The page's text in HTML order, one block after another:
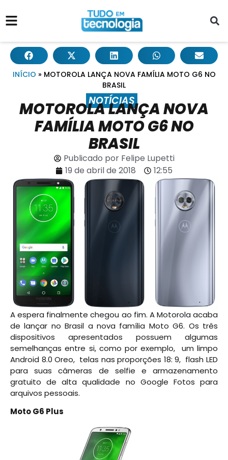
INÍCIO » MOTOROLA LANÇA NOVA FAMÍLIA MOTO G6 NO
BRASIL
NOTÍCIAS
MOTOROLA LANÇA NOVA
FAMÍLIA MOTO G6 NO
BRASIL
Publicado porFelipe Lupetti
19 de abril de 2018
12:55
A espera finalmente chegou ao fim. A Motorola acaba
de lançar no Brasil a nova família Moto G6. Os três
dispositivos apresentados possuem algumas
semelhanças entre si, como por exemplo, um limpo
Android 8.0 Oreo, telas nas proporções 18: 9, flash LED
para suas câmeras de selfie e armazenamento
gratuito de alta qualidade no Google Fotos para
arquivos pessoais.
Moto G6 Plus